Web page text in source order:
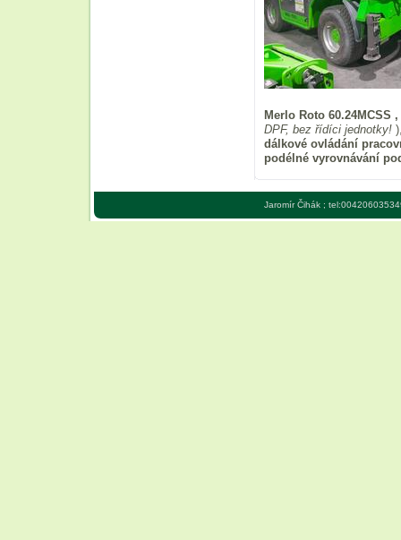
Merlo Roto 60.24MCSS
DPF, bez řídíci jednotky!
dálkové ovládání
podélné vyrovnávání
Jaromír Čihák ;